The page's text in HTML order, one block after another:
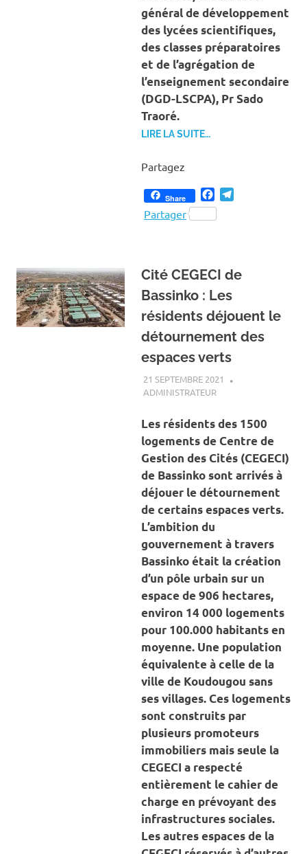
général de développement
des lycées scientifiques,
des classes préparatoires
et de l’agrégation de
l’enseignement secondaire
(DGD-LSCPA), Pr Sado
Traoré.
LIRE LA SUITE…
Partagez
Share Facebook
Partager
Cité CEGECI de
Bassinko : Les
résidents déjouent le
détournement des
espaces verts
21 SEPTEMBRE 2021
ADMINISTRATEURA LA UNE
Les résidents des 1500
logements de Centre de
Gestion des Cités (CEGECI)
de Bassinko sont arrivés à
déjouer le détournement
de certains espaces verts.
L’ambition du
gouvernement à travers
Bassinko était la création
d’un pôle urbain sur un
espace de 906 hectares,
environ 14 000 logements
pour 100.000 habitants en
moyenne. Une population
équivalente à celle de la
ville de Koudougou sans
ses villages. Ces logements
sont construits par
plusieurs promoteurs
immobiliers mais seule la
CEGECI a respecté
entièrement le cahier de
charge en prévoyant des
infrastructures sociales.
Les autres espaces de la